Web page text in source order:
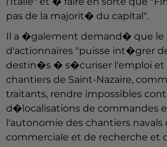
pas de la majorit� du capital".
Il a �galement demand� que le
d'actionnaires "puisse int�grer
destin�s � s�curiser l'emploi et
chantiers de Saint-Nazaire,
traitants, rendre impossibles
d�localisations de commandes
l'autonomie des chantiers
commerciale et de recherche et